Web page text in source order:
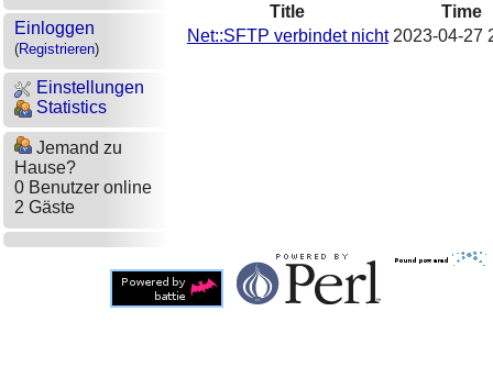
Einloggen
(Registrieren)
Einstellungen
Statistics
Jemand zu
Hause?
0 Benutzer online
2 Gäste
Title
Time
Net::SFTP verbindet nicht 2023-04-27